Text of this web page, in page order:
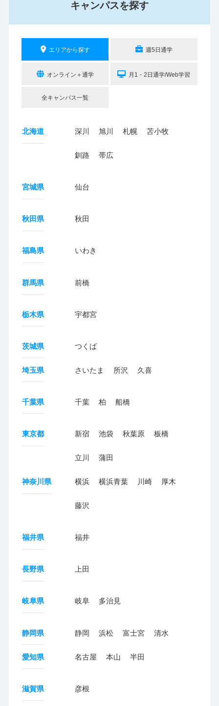
キャンパスを探す
エリアから探す 週5日通学
オンライン＋通学 月1・2日通学/Web学習
全キャンパス一覧
北海道 深川 旭川 札幌 苫小牧
釧路 帯広
宮城県 仙台
秋田県 秋田
福島県 いわき
群馬県 前橋
栃木県 宇都宮
茨城県 つくば
埼玉県 さいたま 所沢 久喜
千葉県 千葉 柏 船橋
東京都 新宿 池袋 秋葉原 板橋
立川 蒲田
神奈川県 横浜 横浜青葉 川崎 厚木
藤沢
福井県 福井
長野県 上田
岐阜県 岐阜 多治見
静岡県 静岡 浜松 富士宮 清水
愛知県 名古屋 本山 半田
滋賀県 彦根